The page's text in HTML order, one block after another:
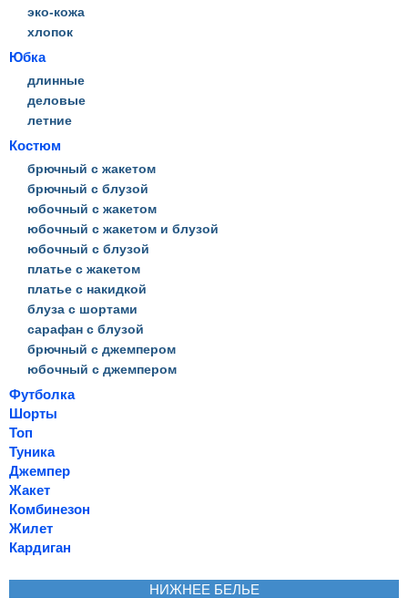
эко-кожа
хлопок
Юбка
длинные
деловые
летние
Костюм
брючный с жакетом
брючный с блузой
юбочный с жакетом
юбочный с жакетом и блузой
юбочный с блузой
платье с жакетом
платье с накидкой
блуза с шортами
cарафан с блузой
брючный с джемпером
юбочный с джемпером
Футболка
Шорты
Топ
Туника
Джемпер
Жакет
Комбинезон
Жилет
Кардиган
НИЖНЕЕ БЕЛЬЕ